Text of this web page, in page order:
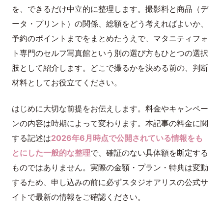
を、できるだけ中立的に整理します。撮影料と商品（デ
ータ・プリント）の関係、総額をどう考えればよいか、
予約のポイントまでをまとめたうえで、マタニティフォ
ト専門のセルフ写真館という別の選び方もひとつの選択
肢として紹介します。どこで撮るかを決める前の、判断
材料としてお役立てください。
はじめに大切な前提をお伝えします。料金やキャンペー
ンの内容は時期によって変わります。本記事の料金に関
する記述は2026年6月時点で公開されている情報をも
とにした一般的な整理で、確証のない具体額を断定する
ものではありません。実際の金額・プラン・特典は変動
するため、申し込みの前に必ずスタジオアリスの公式サ
イトで最新の情報をご確認ください。